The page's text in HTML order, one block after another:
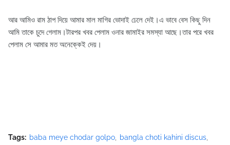
আর আমিও রাম ঠাপ দিয়ে আমার মাল মাগির ভোদাই ঢেলে দেই।এ ভাবে বেস কিছু দিন
আমি তাকে চুদে গেলাম।টারপর খবর পেলাম ওনার জামাইর সমস্যা আছে।তার পরে খবর
পেলাম সে আমার মত অনেক্কেই দেয়।
Tags: baba meye chodar golpo
bangla choti kahini discus